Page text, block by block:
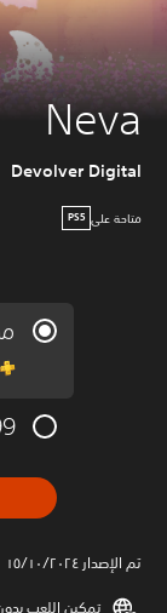
Neva
Devolver Digital
متاحة على PS5
تم الإصدار ١٥/١٠/٢٠٢٤
تمكين اللعب بدون